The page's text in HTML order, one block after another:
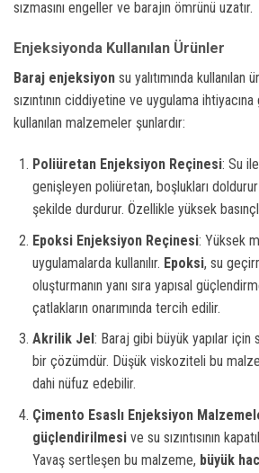
sızmasını engeller ve barajın ömrünü uzatır.
Enjeksiyonda Kullanılan Ürünler
Baraj enjeksiyon su yalıtımında kullanılan
sızıntının ciddiyetine ve uygulama
kullanılan malzemeler şunlardır:
Poliüretan Enjeksiyon Reçinesi: Su
genişleyen poliüretan, boşlukları doldurur
şekilde durdurur. Özellikle yüksek
Epoksi Enjeksiyon Reçinesi: Yüksek
uygulamalarda kullanılır. Epoksi, su
oluşturmanın yanı sıra yapısal
çatlakların onarımında tercih edilir.
Akrilik Jel : Baraj gibi büyük yapılar için
bir çözümdür. Düşük viskoziteli bu
dahi nüfuz edebilir.
Çimento Esaslı Enjeksiyon
güçlendirilmesive su sızıntısının
Yavaş sertleşen bu malzeme, büyük